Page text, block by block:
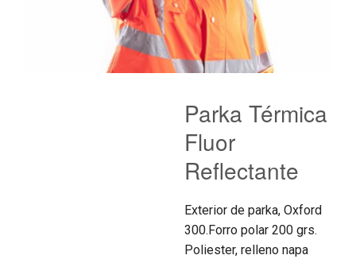
Parka Térmica
Fluor
Reflectante
Exterior de parka, Oxford
300.Forro polar 200 grs.
Poliester, relleno napa